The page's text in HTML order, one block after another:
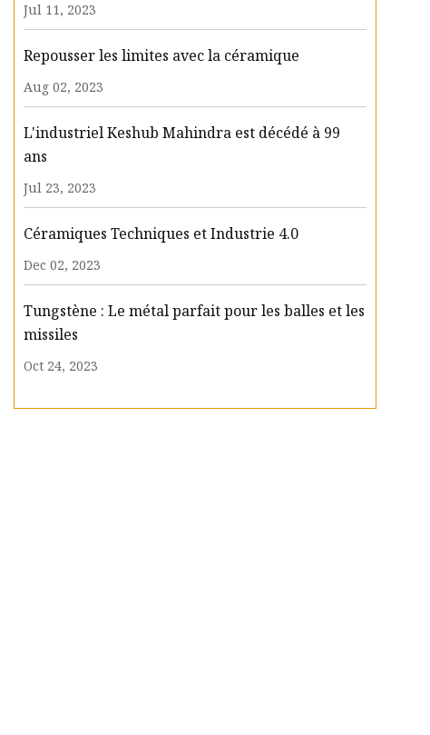
Jul 11, 2023
Repousser les limites avec la céramique
Aug 02, 2023
L'industriel Keshub Mahindra est décédé à 99
ans
Jul 23, 2023
Céramiques Techniques et Industrie 4.0
Dec 02, 2023
Tungstène : Le métal parfait pour les balles et les
missiles
Oct 24, 2023